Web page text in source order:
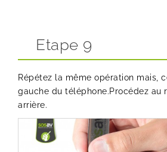
Etape 9
Répétez la même opération mais,
gauche du téléphone.Procédez au
arrière.